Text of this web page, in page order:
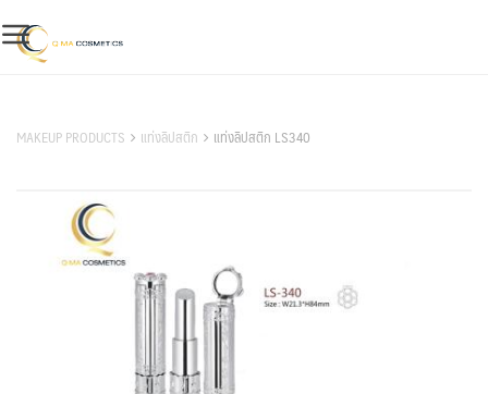
to
content
MAKEUP PRODUCTS แท่งลิปสติก แท่งลิปสติก LS340